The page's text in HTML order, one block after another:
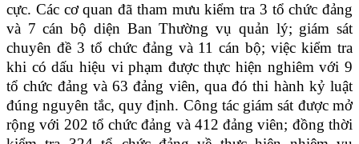
cực. Các cơ quan đã tham mưu kiểm tra 3 tổ chức đảng
và 7 cán bộ diện Ban Thường vụ quản lý; giám sát
chuyên đề 3 tổ chức đảng và 11 cán bộ; việc kiểm tra
khi có dấu hiệu vi phạm được thực hiện nghiêm với 9
tổ chức đảng và 63 đảng viên, qua đó thi hành kỷ luật
đúng nguyên tắc, quy định. Công tác giám sát được mở
rộng với 202 tổ chức đảng và 412 đảng viên; đồng thời